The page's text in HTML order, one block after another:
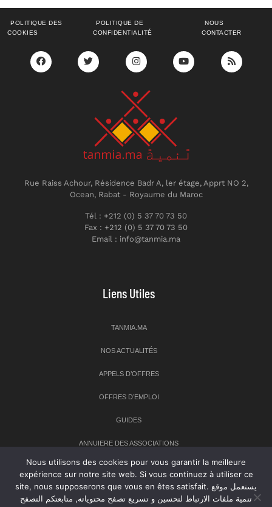
POLITIQUE DES
COOKIES
POLITIQUE DE
CONFIDENTIALITÉ
NOUS
CONTACTER
Rue Raiss Achour, Résidence Badr A, ler étage, Apprt NO 2,
Ocean, Rabat - Royaume du Maroc
Tél : +212 (0) 5 37 70 73 50
Fax : +212 (0) 5 37 70 73 50
Email : info@tanmia.ma
Liens Utiles
TANMIA.MA
NOS ACTUALITÉS
APPELS D’OFFRES
OFFRES D’EMPLOI
GUIDES
ANNUIERE DES ASSOCIATIONS
Newsletter
Nous utilisons des cookies pour vous garantir la meilleure
expérience sur notre site web. Si vous continuez à utiliser ce
site, nous supposerons que vous en êtes satisfait. يستعمل موقع
تنمية ملفات الارتباط لتحسين و تسريع تصفح محتوياته, متابعتكم التصفح